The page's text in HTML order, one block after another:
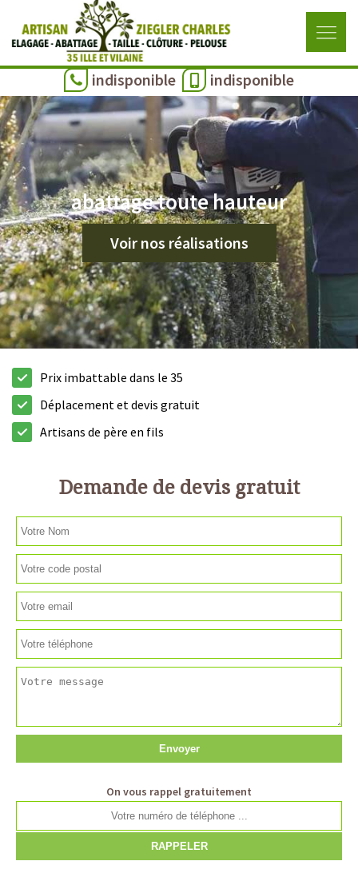
indisponible indisponible
abattage toute hauteur
Voir nos réalisations
Prix imbattable dans le 35
Déplacement et devis gratuit
Artisans de père en fils
Demande de devis gratuit
On vous rappel gratuitement